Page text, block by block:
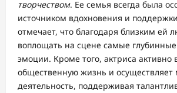
творчеством. Ее семья всегда была
источником вдохновения и
отмечает, что благодаря близким ей
воплощать на сцене самые глубинные
эмоции. Кроме того, актриса активно
общественную жизнь и осуществляет
деятельность, поддерживая